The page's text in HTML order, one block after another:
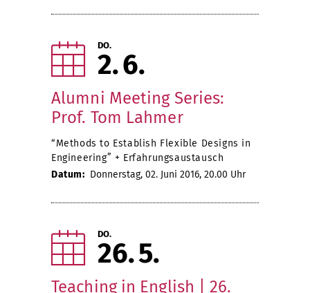
DO.
2 6
Alumni Meeting Series:
Prof. Tom Lahmer
“Methods to Establish Flexible Designs in
Engineering” + Erfahrungsaustausch
Datum: Donnerstag, 02. Juni 2016, 20.00 Uhr
DO.
26 5
Teaching in English | 26.